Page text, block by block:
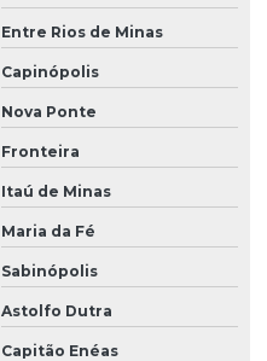
Entre Rios de Minas
Capinópolis
Nova Ponte
Fronteira
Itaú de Minas
Maria da Fé
Sabinópolis
Astolfo Dutra
Capitão Enéas